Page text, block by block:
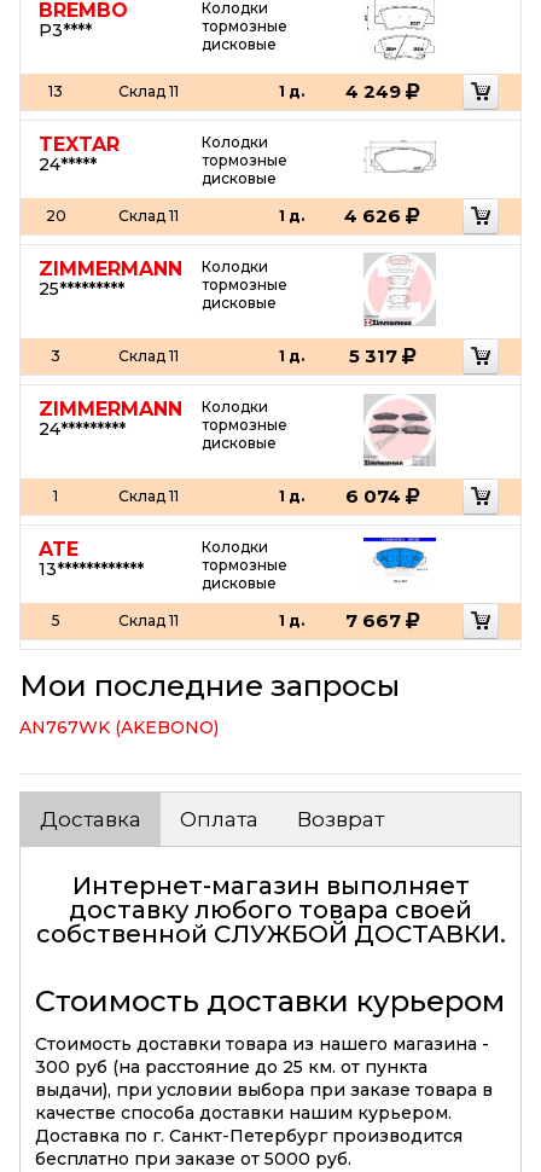
BREMBO
P3****
Колодки
тормозные
дисковые
13 Склад 11 1 д. 4 249
TEXTAR
24*****
Колодки
тормозные
дисковые
20 Склад 11 1 д. 4 626
ZIMMERMANN
25*********
Колодки
тормозные
дисковые
3 Склад 11 1 д. 5 317
ZIMMERMANN
24*********
Колодки
тормозные
дисковые
1 Склад 11 1 д. 6 074
ATE
13************
Колодки
тормозные
дисковые
5 Склад 11 1 д. 7 667
Мои последние запросы
AN767WK (AKEBONO)
Доставка Оплата Возврат
Интернет-магазин выполняет
доставку любого товара своей
собственной СЛУЖБОЙ ДОСТАВКИ.
Стоимость доставки курьером
Стоимость доставки товара из нашего магазина -
300 руб (на расстояние до 25 км. от пункта
выдачи), при условии выбора при заказе товара в
качестве способа доставки нашим курьером.
Доставка по г. Санкт-Петербург производится
бесплатно при заказе от 5000 руб.